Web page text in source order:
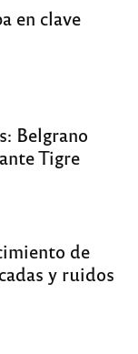
en clave
Belgrano
Tigre
de
y ruidos